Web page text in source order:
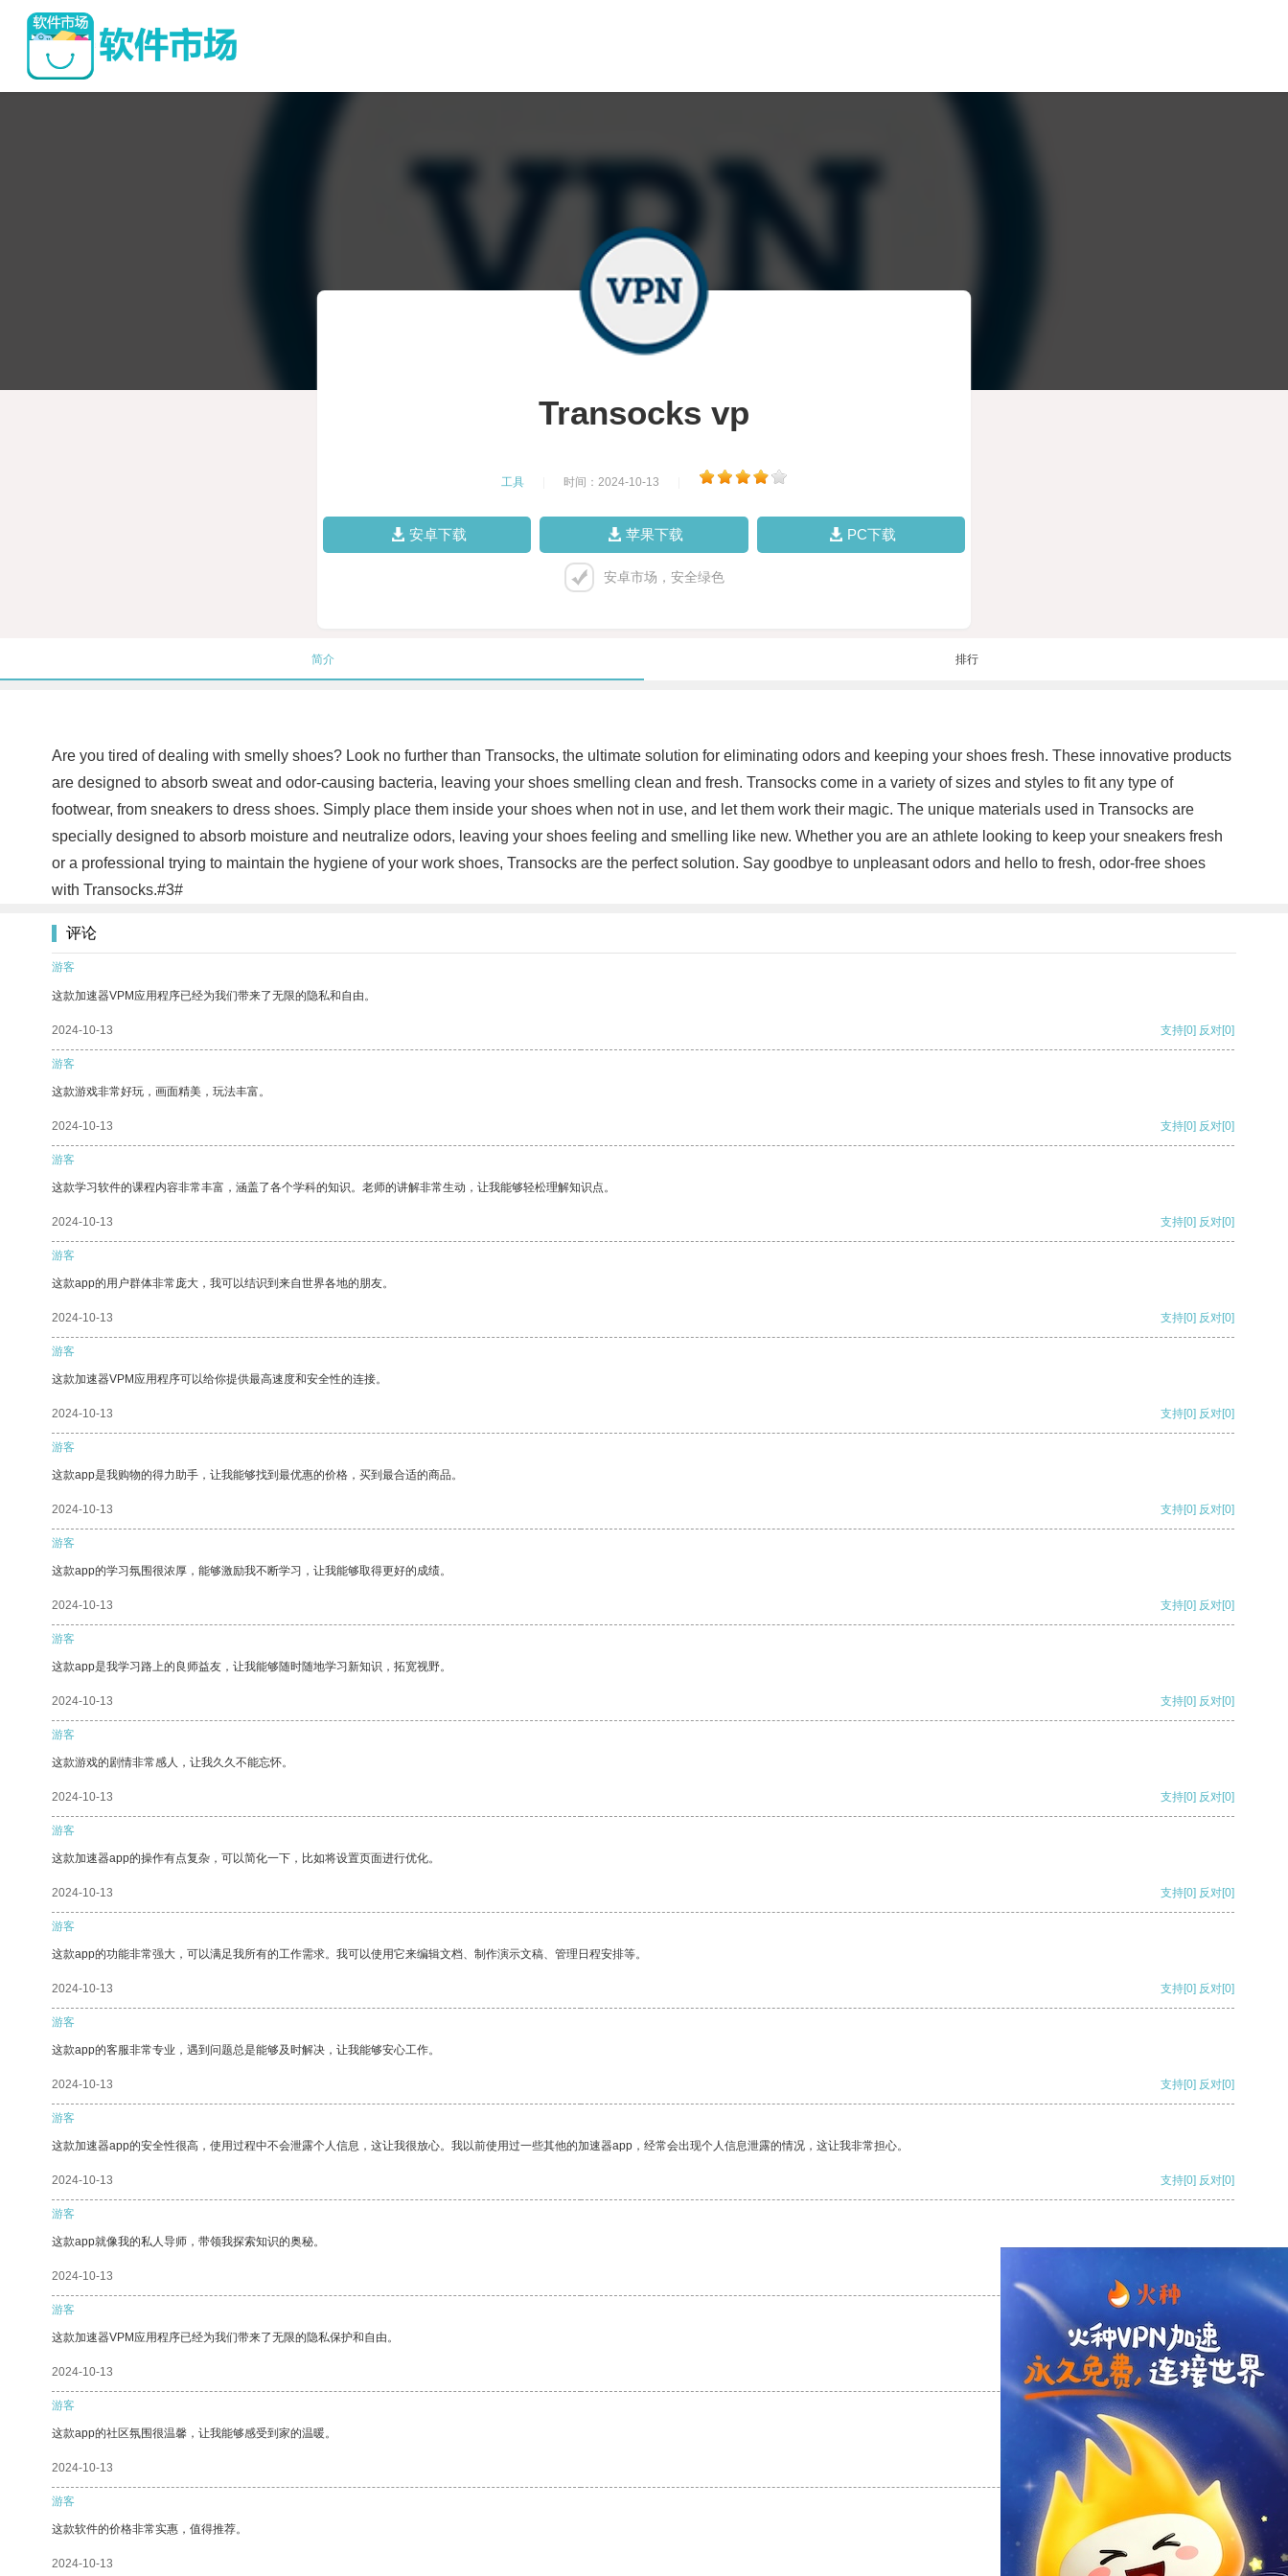
Transocks vp
工具 时间：2024-10-13
安卓下载 苹果下载 PC下载
安卓市场，安全绿色
简介 排行
Are you tired of dealing with smelly shoes? Look no further than Transocks, the ultimate solution for eliminating odors and keeping your shoes fresh. These innovative products
are designed to absorb sweat and odor-causing bacteria, leaving your shoes smelling clean and fresh. Transocks come in a variety of sizes and styles to fit any type of
footwear, from sneakers to dress shoes. Simply place them inside your shoes when not in use, and let them work their magic. The unique materials used in Transocks are
specially designed to absorb moisture and neutralize odors, leaving your shoes feeling and smelling like new. Whether you are an athlete looking to keep your sneakers fresh
or a professional trying to maintain the hygiene of your work shoes, Transocks are the perfect solution. Say goodbye to unpleasant odors and hello to fresh, odor-free shoes
with Transocks.#3#
评论
游客
这款加速器VPM应用程序已经为我们带来了无限的隐私和自由。
2024-10-13 支持[0] 反对[0]
游客
这款游戏非常好玩，画面精美，玩法丰富。
2024-10-13 支持[0] 反对[0]
游客
这款学习软件的课程内容非常丰富，涵盖了各个学科的知识。老师的讲解非常生动，让我能够轻松理解知识点。
2024-10-13 支持[0] 反对[0]
游客
这款app的用户群体非常庞大，我可以结识到来自世界各地的朋友。
2024-10-13 支持[0] 反对[0]
游客
这款加速器VPM应用程序可以给你提供最高速度和安全性的连接。
2024-10-13 支持[0] 反对[0]
游客
这款app是我购物的得力助手，让我能够找到最优惠的价格，买到最合适的商品。
2024-10-13 支持[0] 反对[0]
游客
这款app的学习氛围很浓厚，能够激励我不断学习，让我能够取得更好的成绩。
2024-10-13 支持[0] 反对[0]
游客
这款app是我学习路上的良师益友，让我能够随时随地学习新知识，拓宽视野。
2024-10-13 支持[0] 反对[0]
游客
这款游戏的剧情非常感人，让我久久不能忘怀。
2024-10-13 支持[0] 反对[0]
游客
这款加速器app的操作有点复杂，可以简化一下，比如将设置页面进行优化。
2024-10-13 支持[0] 反对[0]
游客
这款app的功能非常强大，可以满足我所有的工作需求。我可以使用它来编辑文档、制作演示文稿、管理日程安排等。
2024-10-13 支持[0] 反对[0]
游客
这款app的客服非常专业，遇到问题总是能够及时解决，让我能够安心工作。
2024-10-13 支持[0] 反对[0]
游客
这款加速器app的安全性很高，使用过程中不会泄露个人信息，这让我很放心。我以前使用过一些其他的加速器app，经常会出现个人信息泄露的情况，这让我非常担心。
2024-10-13 支持[0] 反对[0]
游客
这款app就像我的私人导师，带领我探索知识的奥秘。
2024-10-13
游客
这款加速器VPM应用程序已经为我们带来了无限的隐私保护和自由。
2024-10-13 支持 [0] 反对[0]
游客
这款app的社区氛围很温馨，让我能够感受到家的温暖。
2024-10-13 支持[0] 反对
游客
这款软件的价格非常实惠，值得推荐。
2024-10-13 支持[0] 反对[0]